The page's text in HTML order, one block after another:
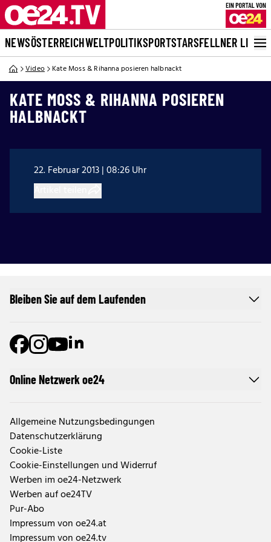
NEWSÖSTERREICHWELTPOLITIKSPORTSTARSFELLNER LIVE
Video Kate Moss & Rihanna posieren halbnackt
KATE MOSS & RIHANNA POSIEREN
HALBNACKT
22. Februar 2013 | 08:26 Uhr
Online Netzwerk oe24
Allgemeine Nutzungsbedingungen
Datenschutzerklärung
Cookie-Liste
Cookie-Einstellungen und Widerruf
Werben im oe24-Netzwerk
Werben auf oe24TV
Pur-Abo
Impressum von oe24.at
Impressum von oe24.tv
Bleiben Sie auf dem Laufenden